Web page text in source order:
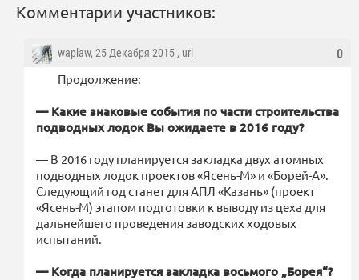
Комментарии участников:
0
waplaw, 25 Декабря 2015 , url
Продолжение:
— Какие знаковые события по части строительства
подводных лодок Вы ожидаете в 2016 году?
— В 2016 году планируется закладка двух атомных
подводных лодок проектов «Ясень-М» и «Борей-А».
Следующий год станет для АПЛ «Казань» (проект
«Ясень-М) этапом подготовки к выводу из цеха для
дальнейшего проведения заводских ходовых
испытаний.
— Когда планируется закладка восьмого „Борея“?